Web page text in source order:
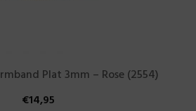
Plat 3mm – Rose (2554)
€14,95